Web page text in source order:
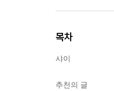
목차
샤이
추천의 글